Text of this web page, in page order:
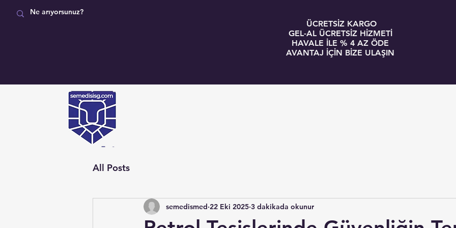
ÜCRETSİZ KARGO
GEL-AL ÜCRETSİZ HİZMETİ
HAVALE İLE % 4 AZ ÖDE
AVANTAJ İÇİN BİZE ULAŞIN
All Posts
semedismed 22 Eki 2025 3 dakikada okunur